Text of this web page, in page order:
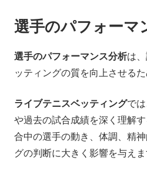
選手のパフォーマ
選手のパフォーマンス分析は
ッティングの質を向上させるた
ライブテニスベッティングで
や過去の試合成績を深く理解
合中の選手の動き、体調、精
グの判断に大きく影響を与えま